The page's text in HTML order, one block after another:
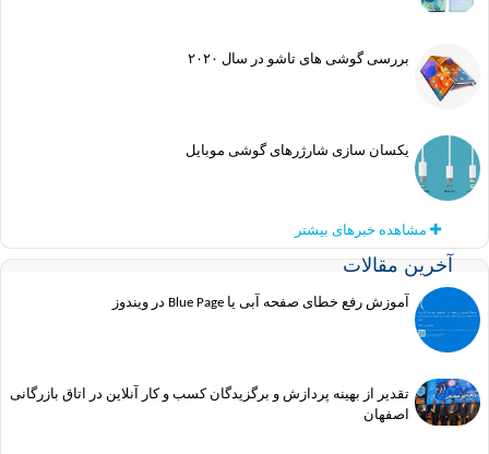
بررسی گوشی های تاشو در سال ۲۰۲۰
یکسان سازی شارژرهای گوشی موبایل
مشاهده خبرهای بیشتر
مقالات
آموزش رفع خطای صفحه آبی یا Blue Page در ویندوز
تقدیر از بهینه پردازش و برگزیدگان کسب و کار آنلاین در اتاق بازرگانی
اصفهان